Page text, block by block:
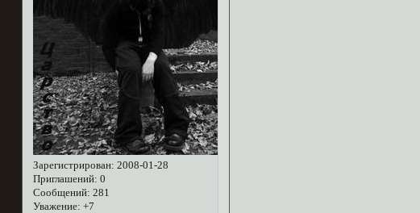
Зарегистрирован: 2008-01-28
Приглашений: 0
Сообщений: 281
Уважение: +7